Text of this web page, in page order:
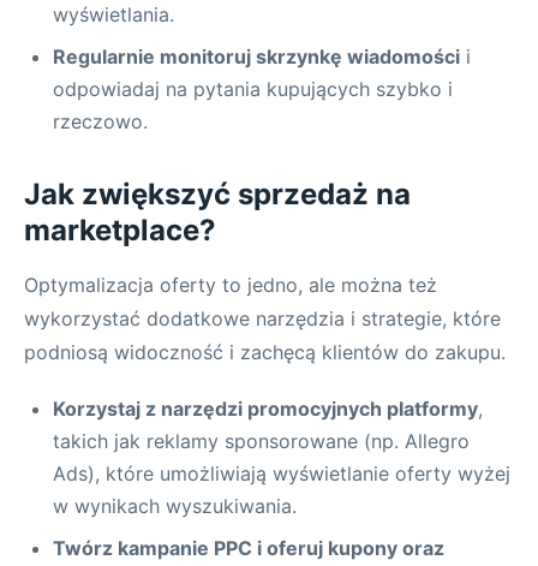
wyświetlania.
Regularnie monitoruj skrzynkę wiadomości i
odpowiadaj na pytania kupujących szybko i
rzeczowo.
Jak zwiększyć sprzedaż na
marketplace?
Optymalizacja oferty to jedno, ale można też
wykorzystać dodatkowe narzędzia i strategie, które
podniosą widoczność i zachęcą klientów do zakupu.
Korzystaj z narzędzi promocyjnych platformy,
takich jak reklamy sponsorowane (np. Allegro
Ads), które umożliwiają wyświetlanie oferty wyżej
w wynikach wyszukiwania.
Twórz kampanie PPC i oferuj kupony oraz